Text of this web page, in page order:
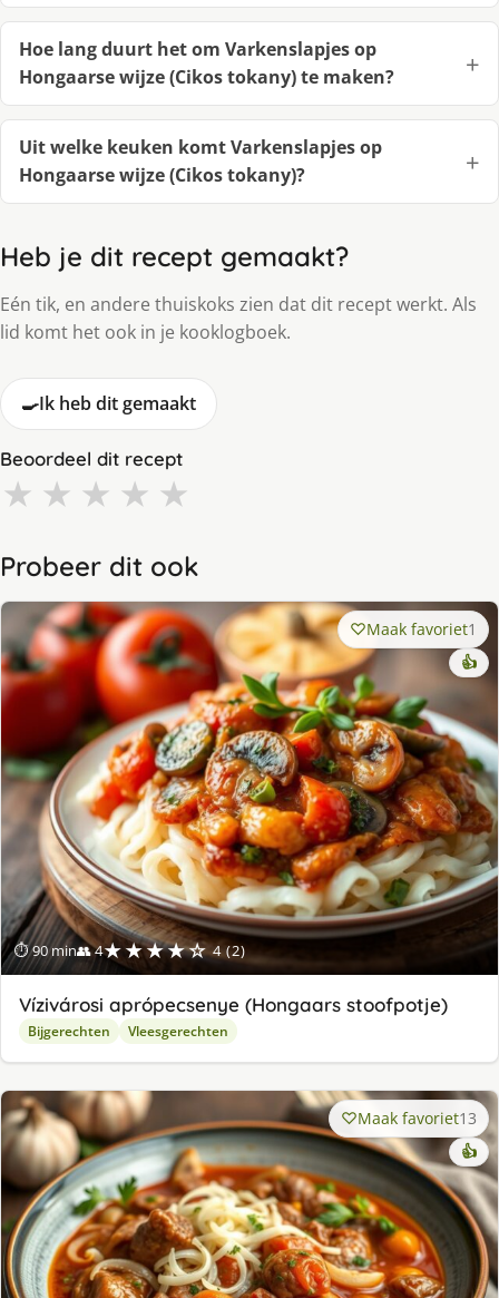
Hoe lang duurt het om Varkenslapjes op
Hongaarse wijze (Cikos tokany) te maken?
Uit welke keuken komt Varkenslapjes op
Hongaarse wijze (Cikos tokany)?
Heb je dit recept gemaakt?
Eén tik, en andere thuiskoks zien dat dit recept werkt. Als
lid komt het ook in je kooklogboek.
🍳Ik heb dit gemaakt
Beoordeel dit recept
★ ★ ★ ★ ★
Probeer dit ook
⏱ 90 min👥 4★★★★☆ 4 (2)
Maak favoriet1
👍
Vízivárosi aprópecsenye (Hongaars stoofpotje)
Bijgerechten Vleesgerechten
Maak favoriet13
👍